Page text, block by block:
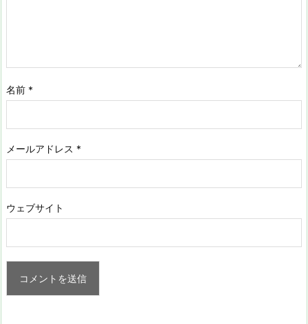
名前 *
メールアドレス *
ウェブサイト